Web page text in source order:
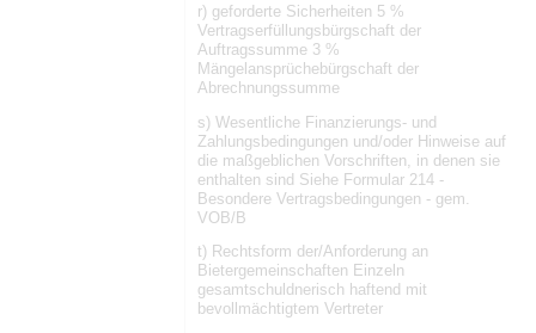
r) geforderte Sicherheiten 5 %
Vertragserfüllungsbürgschaft der
Auftragssumme 3 %
Mängelansprüchebürgschaft der
Abrechnungssumme
s) Wesentliche Finanzierungs- und
Zahlungsbedingungen und/oder Hinweise auf
die maßgeblichen Vorschriften, in denen sie
enthalten sind Siehe Formular 214 -
Besondere Vertragsbedingungen - gem.
VOB/B
t) Rechtsform der/Anforderung an
Bietergemeinschaften Einzeln
gesamtschuldnerisch haftend mit
bevollmächtigtem Vertreter